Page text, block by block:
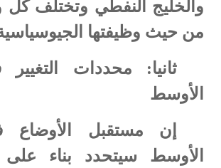
والخليج النفطي وتختلف كل
من حيث وظيفتها
ثانيا: محددات
الأوسط
إن مستقبل
الأوسط سيتحدد بناء